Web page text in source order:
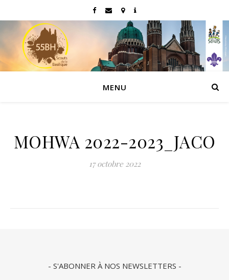
MENU
MOHWA 2022-2023_JACO
17 octobre 2022
- S'ABONNER À NOS NEWSLETTERS -